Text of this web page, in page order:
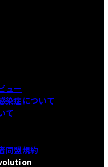
ュー
染症について
て
同盟規約